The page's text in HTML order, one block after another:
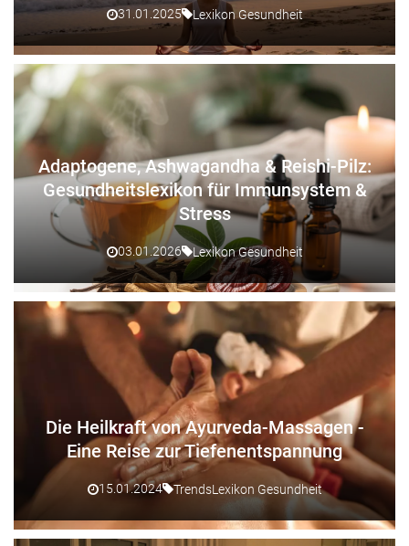
31.01.2025 Lexikon Gesundheit
Adaptogene, Ashwagandha & Reishi-Pilz:
Gesundheitslexikon für Immunsystem &
Stress
03.01.2026 Lexikon Gesundheit
Die Heilkraft von Ayurveda-Massagen -
Eine Reise zur Tiefenentspannung
15.01.2024 TrendsLexikon Gesundheit